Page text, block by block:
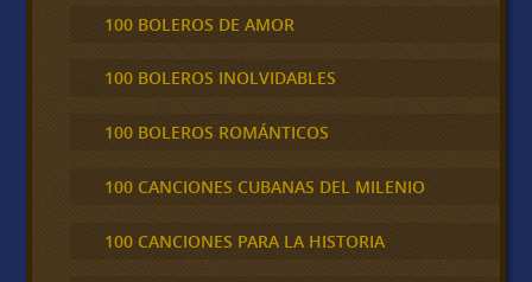
100 BOLEROS DE AMOR
100 BOLEROS INOLVIDABLES
100 BOLEROS ROMÁNTICOS
100 CANCIONES CUBANAS DEL MILENIO
100 CANCIONES PARA LA HISTORIA